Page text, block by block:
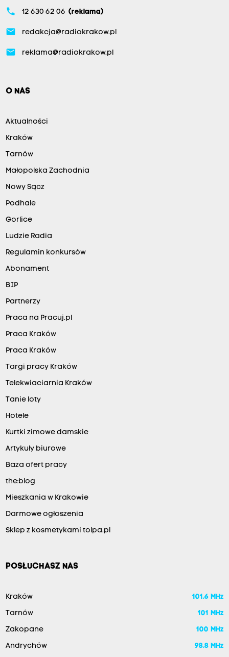
phone 12 630 62 06 (reklama)
email redakcja@radiokrakow.pl
email reklama@radiokrakow.pl
O NAS
Aktualności
Kraków
Tarnów
Małopolska Zachodnia
Nowy Sącz
Podhale
Gorlice
Ludzie Radia
Regulamin konkursów
Abonament
BIP
Partnerzy
Praca na Pracuj.pl
Praca Kraków
Praca Kraków
Targi pracy Kraków
Telekwiaciarnia Kraków
Tanie loty
Hotele
Kurtki zimowe damskie
Artykuły biurowe
Baza ofert pracy
the:blog
Mieszkania w Krakowie
Darmowe ogłoszenia
Sklep z kosmetykami tolpa.pl
POSŁUCHASZ NAS
Kraków 101.6 MHz
Tarnów 101 MHz
Zakopane 100 MHz
Andrychów 98.8 MHz